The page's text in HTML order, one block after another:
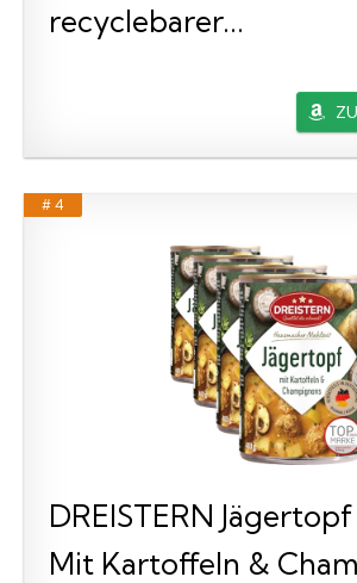
recyclebarer...
# 4
DREISTERN
Mit Kartoffeln &